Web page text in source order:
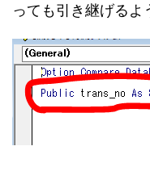
っても引き継げるよ